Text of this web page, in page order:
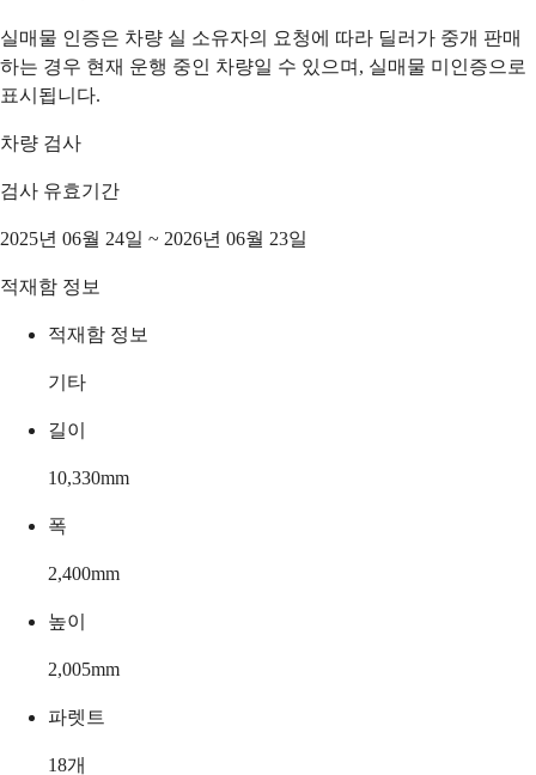
실매물 인증은 차량 실 소유자의 요청에 따라 딜러가 중개 판매
하는 경우 현재 운행 중인 차량일 수 있으며, 실매물 미인증으로
표시됩니다.
차량 검사
검사 유효기간
2025년 06월 24일 ~ 2026년 06월 23일
적재함 정보
적재함 정보
기타
길이
10,330mm
폭
2,400mm
높이
2,005mm
파렛트
18개